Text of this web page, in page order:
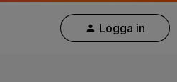
Logga in